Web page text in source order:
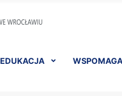
EDUKACJA